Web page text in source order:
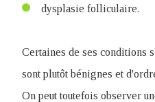
dysplasie folliculaire.
Certaines de ses conditions
sont plutôt bénignes et
On peut toutefois observer